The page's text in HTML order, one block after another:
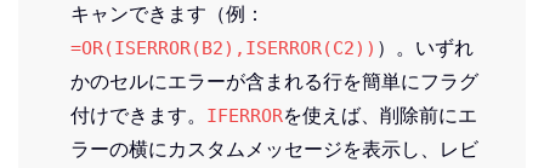
キャンできます（例：
=OR(ISERROR(B2),ISERROR(C2)) ）。いずれ
かのセルにエラーが含まれる行を簡単にフラグ
付けできます。
IFERRORを使えば、削除前にエ
ラーの横にカスタムメッセージを表示し、レビ